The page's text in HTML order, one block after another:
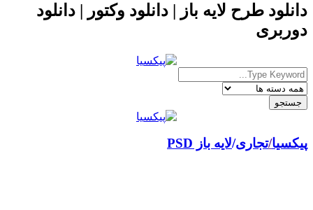
دانلود طرح لایه باز | دانلود وکتور | دانلود
دوربری
پیکسیا/ لایه باز PSD تجاری